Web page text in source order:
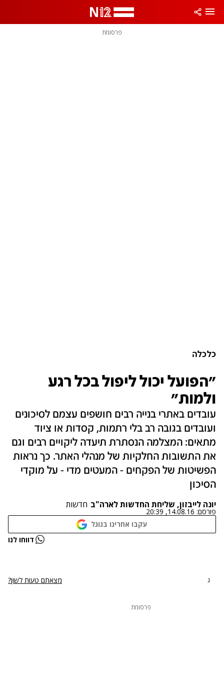
פרסומת
כלכלה
"הפועל יכול ליפול בכל רגע
ולמות"
עובדים באתרי בנייה רבים חושפים עצמם לסיכונים
ועובדים בגובה רב בלי רתמות, קסדות או ציוד
מתאים: המצלמה הנסתרת תיעדה ליקויים רבים וגם
את התשובות החלקיות של מנהלי האתר. כך נראות
הפשיטות של הפקחים - המעטים מדי - על מוקדי
הסיכון
יונה לייבזון, שליחת החדשות לארה"ב חדשות
פורסם: 14.08.16, 20:39
עקבו אחרינו בגוגל
נתקלנו בבעיה דווחו לנו
ג מצאתם טעות לשון?
פרסומת